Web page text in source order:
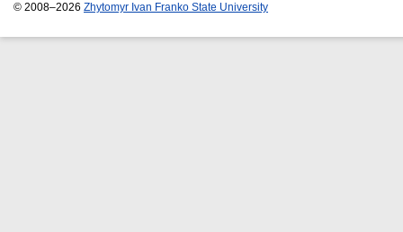
© 2008–2026 Zhytomyr Ivan Franko State University